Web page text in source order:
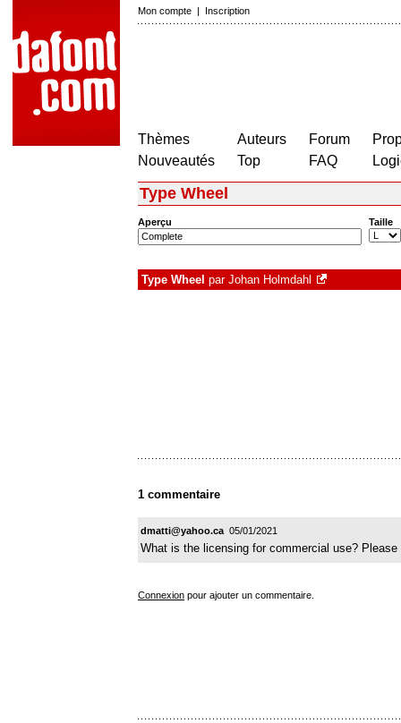
Mon compte | Inscription
Thèmes
Nouveautés
Auteurs
Top
Forum
FAQ
Type Wheel
Aperçu Taille
Type Wheel par Johan Holmdahl
1 commentaire
dmatti@yahoo.ca 05/01/2021
What is the licensing for commercial use?
Connexion pour ajouter un commentaire.